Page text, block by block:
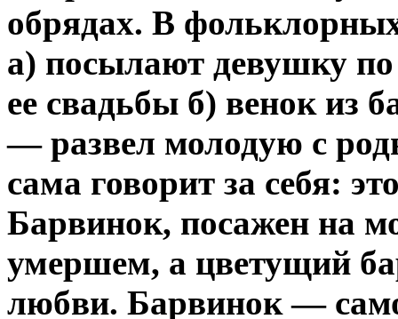
обрядах. В
а) посылают девушку
ее свадьбы б) венок из
— развел молодую с
сама говорит за себя:
Барвинок, посажен на
умершем, а цветущий
любви. Барвинок —